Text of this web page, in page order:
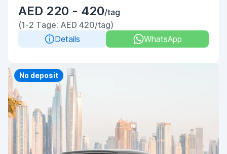
AED 220 - 420/tag
(1-2 Tage: AED 420/tag)
Details
WhatsApp
Priority
No deposit